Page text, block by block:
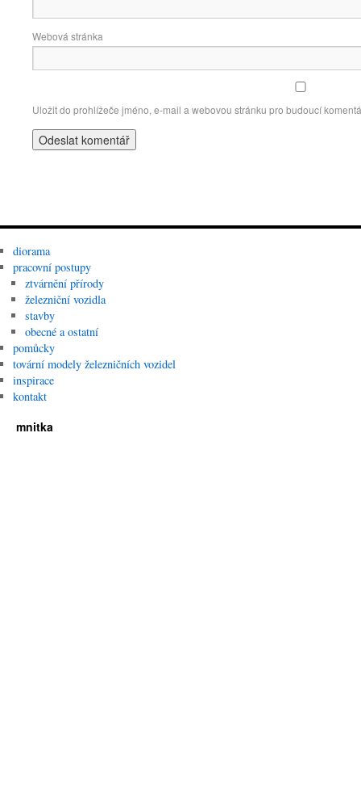
Webová stránka
Uložit do prohlížeče jméno, e-mail a webovou stránku pro budoucí
diorama
pracovní postupy
ztvárnění přírody
železniční vozidla
stavby
obecné a ostatní
pomůcky
tovární modely železničních vozidel
inspirace
kontakt
mnitka